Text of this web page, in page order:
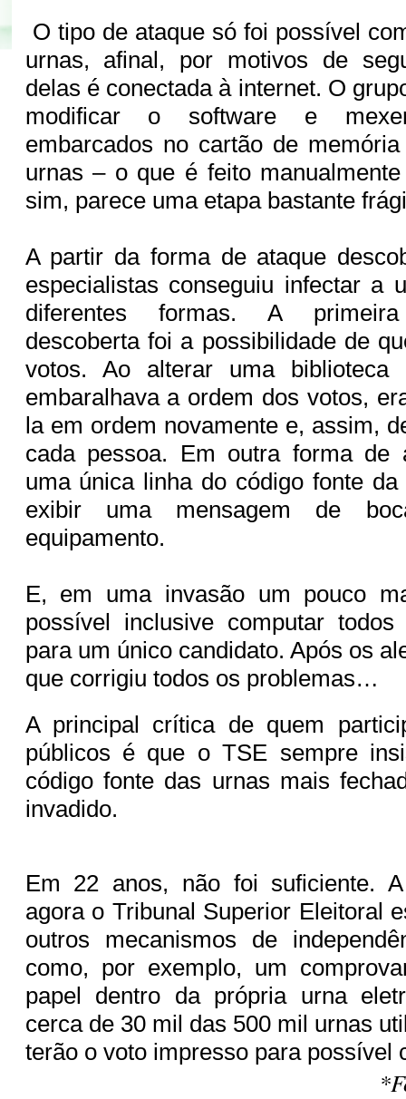
O tipo de ataque só foi possível
urnas, afinal, por motivos de
delas é conectada à internet. O
modificar o software e
embarcados no cartão de
urnas – o que é feito
sim, parece uma etapa bastante
A partir da forma de ataque
especialistas conseguiu infectar a
diferentes formas. A primeira
descoberta foi a possibilidade de
votos. Ao alterar uma biblioteca
embaralhava a ordem dos votos,
la em ordem novamente e, assim,
cada pessoa. Em outra forma de
uma única linha do código fonte
exibir uma mensagem de
equipamento.
E, em uma invasão um pouco
possível inclusive computar
para um único candidato. Após os
que corrigiu todos os problemas…
A principal crítica de quem
públicos é que o TSE sempre
código fonte das urnas mais
invadido.
Em 22 anos, não foi suficiente.
agora o Tribunal Superior Eleitoral
outros mecanismos de
como, por exemplo, um
papel dentro da própria urna
cerca de 30 mil das 500 mil urnas
terão o voto impresso para possível